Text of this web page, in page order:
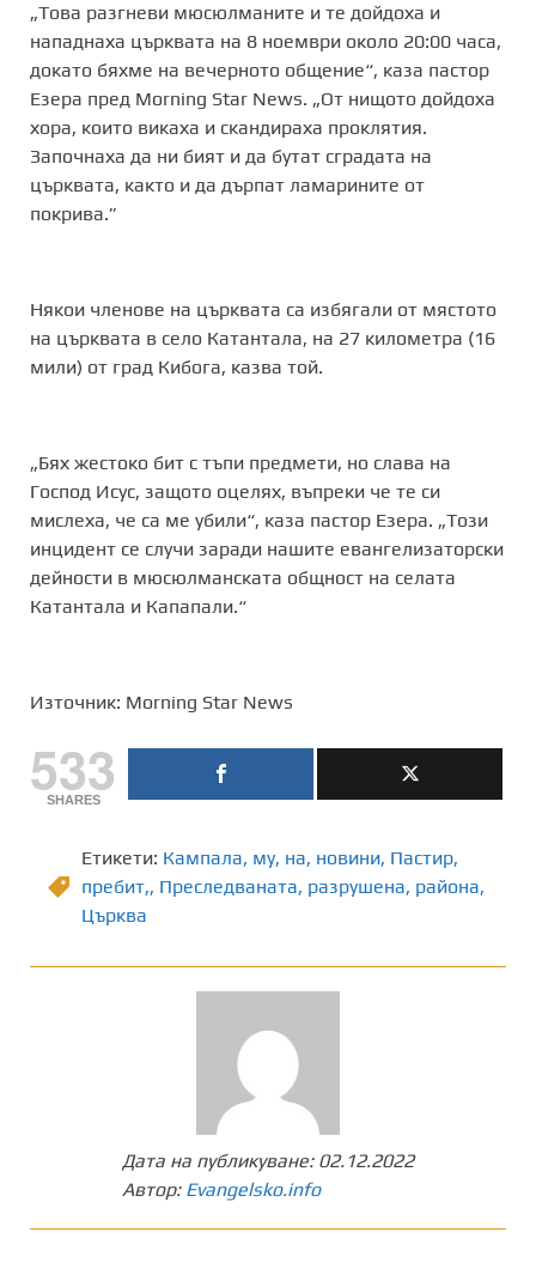
„Това разгневи мюсюлманите и те дойдоха и
нападнаха църквата на 8 ноември около 20:00 часа,
докато бяхме на вечерното общение“, каза пастор
Езера пред Morning Star News. „От нищото дойдоха
хора, които викаха и скандираха проклятия.
Започнаха да ни бият и да бутат сградата на
църквата, както и да дърпат ламарините от
покрива.”
Някои членове на църквата са избягали от мястото
на църквата в село Катантала, на 27 километра (16
мили) от град Кибога, казва той.
„Бях жестоко бит с тъпи предмети, но слава на
Господ Исус, защото оцелях, въпреки че те си
мислеха, че са ме убили“, каза пастор Езера. „Този ​​
инцидент се случи заради нашите евангелизаторски
дейности в мюсюлманската общност на селата
Катантала и Капапали.“
Източник: Morning Star News
533
SHARES
Етикети: Кампала, му, на, новини, Пастир,
пребит,, Преследваната, разрушена, района,
Църква
Дата на публикуване: 02.12.2022
Автор: Evangelsko.info